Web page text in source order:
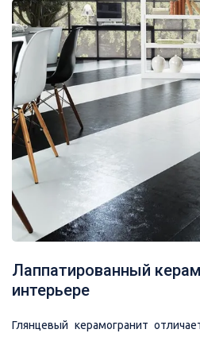
Лаппатированный
интерьере
Глянцевый керамогранит